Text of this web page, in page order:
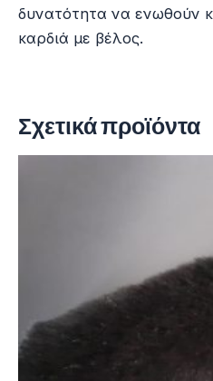
δυνατότητα να ενωθούν
καρδιά με βέλος.
Σχετικά προϊόντα